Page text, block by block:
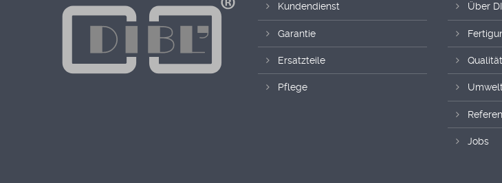
Kundendienst
Garantie
Ersatzteile
Pflege
Über
Qualität
Jobs